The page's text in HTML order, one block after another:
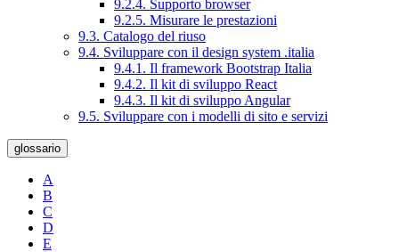
9.2.4. Supporto browser
9.2.5. Misurare le prestazioni
9.3. Catalogo del riuso
9.4. Sviluppare con il design system .italia
9.4.1. Il framework Bootstrap Italia
9.4.2. Il kit di sviluppo React
9.4.3. Il kit di sviluppo Angular
9.5. Sviluppare con i modelli di sito e servizi
glossario
A
B
C
D
E